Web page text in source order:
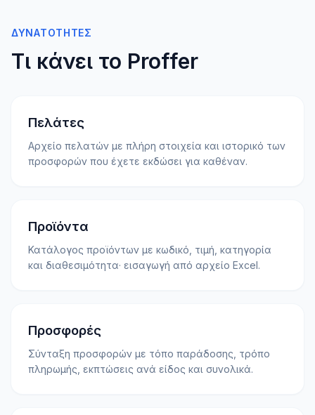
ΔΥΝΑΤΌΤΗΤΕΣ
Τι κάνει το Proffer
Πελάτες
Αρχείο πελατών με πλήρη στοιχεία και ιστορικό των
προσφορών που έχετε εκδώσει για καθέναν.
Προϊόντα
Κατάλογος προϊόντων με κωδικό, τιμή, κατηγορία
και διαθεσιμότητα· εισαγωγή από αρχείο Excel.
Προσφορές
Σύνταξη προσφορών με τόπο παράδοσης, τρόπο
πληρωμής, εκπτώσεις ανά είδος και συνολικά.